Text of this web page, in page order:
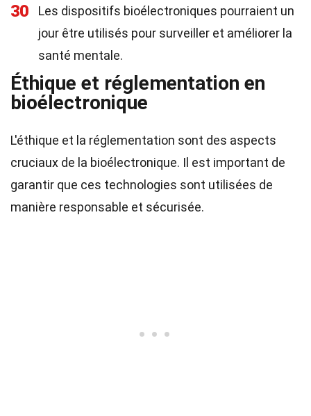
30
Les dispositifs bioélectroniques pourraient un
jour être utilisés pour surveiller et améliorer la
santé mentale.
Éthique et réglementation en
bioélectronique
L'éthique et la réglementation sont des aspects
cruciaux de la bioélectronique. Il est important de
garantir que ces technologies sont utilisées de
manière responsable et sécurisée.